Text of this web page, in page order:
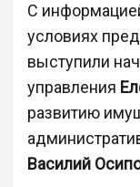
С
условиях
выступили
управления
развитию
Василий